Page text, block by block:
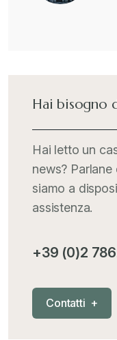
Hai bisogno
Hai letto un
news?
siamo a
assistenza.
+39 (0)2
Contatti +